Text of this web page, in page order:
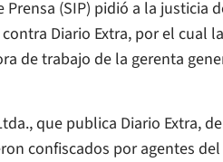
(SIP) pidió a la justicia
Diario Extra, por el cual
de trabajo de la gerenta
que publica Diario Extra,
confiscados por agentes